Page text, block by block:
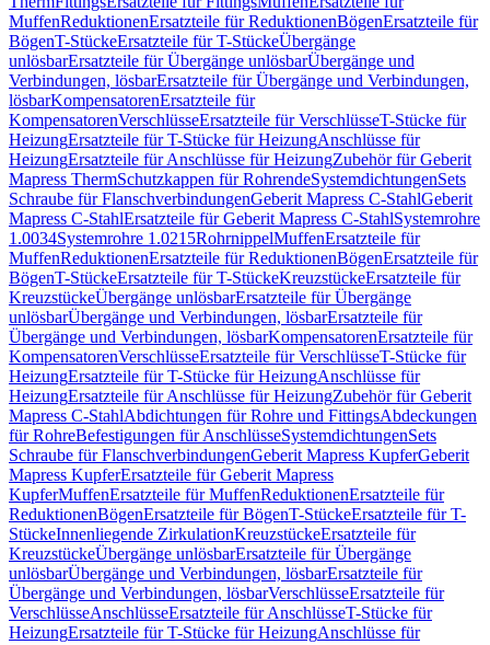
MuffenReduktionenErsatzteile für ReduktionenBögenErsatzteile für
BögenT-StückeErsatzteile für T-StückeÜbergänge
unlösbarErsatzteile für Übergänge unlösbarÜbergänge und
Verbindungen, lösbarErsatzteile für Übergänge und Verbindungen,
lösbarKompensatorenErsatzteile für
KompensatorenVerschlüsseErsatzteile für VerschlüsseT-Stücke für
HeizungErsatzteile für T-Stücke für HeizungAnschlüsse für
HeizungErsatzteile für Anschlüsse für HeizungZubehör für Geberit
Mapress ThermSchutzkappen für RohrendeSystemdichtungenSets
Schraube für FlanschverbindungenGeberit Mapress C-StahlGeberit
Mapress C-StahlErsatzteile für Geberit Mapress C-StahlSystemrohre
1.0034Systemrohre 1.0215RohrnippelMuffenErsatzteile für
MuffenReduktionenErsatzteile für ReduktionenBögenErsatzteile für
BögenT-StückeErsatzteile für T-StückeKreuzstückeErsatzteile für
KreuzstückeÜbergänge unlösbarErsatzteile für Übergänge
unlösbarÜbergänge und Verbindungen, lösbarErsatzteile für
Übergänge und Verbindungen, lösbarKompensatorenErsatzteile für
KompensatorenVerschlüsseErsatzteile für VerschlüsseT-Stücke für
HeizungErsatzteile für T-Stücke für HeizungAnschlüsse für
HeizungErsatzteile für Anschlüsse für HeizungZubehör für Geberit
Mapress C-StahlAbdichtungen für Rohre und FittingsAbdeckungen
für RohreBefestigungen für AnschlüsseSystemdichtungenSets
Schraube für FlanschverbindungenGeberit Mapress KupferGeberit
Mapress KupferErsatzteile für Geberit Mapress
KupferMuffenErsatzteile für MuffenReduktionenErsatzteile für
ReduktionenBögenErsatzteile für BögenT-StückeErsatzteile für T-
StückeInnenliegende ZirkulationKreuzstückeErsatzteile für
KreuzstückeÜbergänge unlösbarErsatzteile für Übergänge
unlösbarÜbergänge und Verbindungen, lösbarErsatzteile für
Übergänge und Verbindungen, lösbarVerschlüsseErsatzteile für
VerschlüsseAnschlüsseErsatzteile für AnschlüsseT-Stücke für
HeizungErsatzteile für T-Stücke für HeizungAnschlüsse für